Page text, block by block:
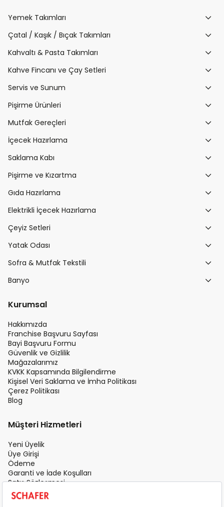
Yemek Takımları
Çatal / Kaşık / Bıçak Takımları
Kahvaltı & Pasta Takımları
Kahve Fincanı ve Çay Setleri
Servis ve Sunum
Pişirme Ürünleri
Mutfak Gereçleri
İçecek Hazırlama
Saklama Kabı
Pişirme ve Kızartma
Gıda Hazırlama
Elektrikli İçecek Hazırlama
Çeyiz Setleri
Yatak Odası
Sofra & Mutfak Tekstili
Banyo
Kurumsal
Hakkımızda
Franchise Başvuru Sayfası
Bayi Başvuru Formu
Güvenlik ve Gizlilik
Mağazalarımız
KVKK Kapsamında Bilgilendirme
Kişisel Veri Saklama ve İmha Politikası
Çerez Politikası
Blog
Müşteri Hizmetleri
Yeni Üyelik
Üye Girişi
Ödeme
Garanti ve İade Koşulları
Satış Sözleşmesi
Üyelik Sözleşmesi
İletişim